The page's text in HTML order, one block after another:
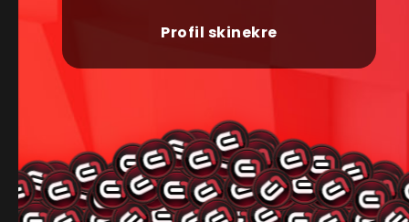
Profil skinekre